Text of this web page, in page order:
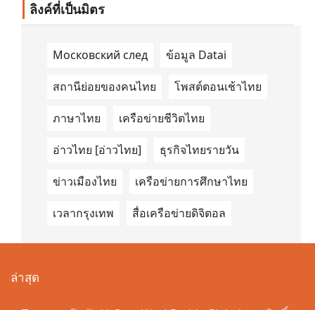
ลิงค์ที่เป็นมิตร
Московский след ข้อมูล Datai
สถานีย่อยของคนไทย โพสต์ตอนเช้าไทย
ภาษาไทย เครือข่ายชีวิตไทย
อ่าวไทย [อ่าวไทย] ธุรกิจไทยรายวัน
ข่าวเมืองไทย เครือข่ายการศึกษาไทย
เวลากรุงเทพ สื่อเครือข่ายดิจิตอล
ล่าสุด